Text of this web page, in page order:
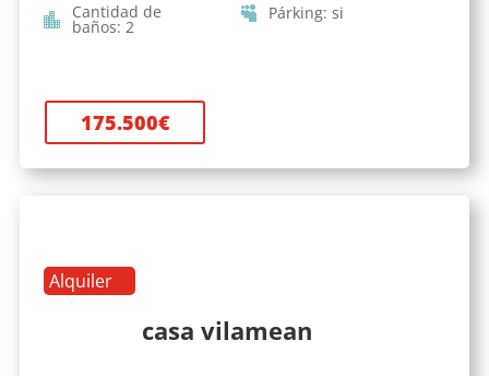
Cantidad de
baños: 2
Párking: si
175.500€
Alquiler
casa vilamean